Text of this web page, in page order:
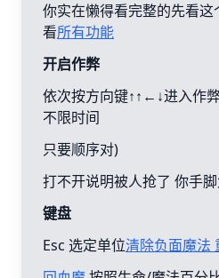
你实在懒得看完整的先看
看所有功能
开启作弊
依次按方向键↑↑←↓进入作
不限时间
只要顺序对)
打不开说明被人抢了 你手
键盘
Esc 选定单位清除负面魔法